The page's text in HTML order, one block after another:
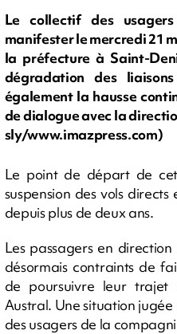
Le collectif des
manifester le mercredi 21
la préfecture à Saint-
dégradation des
également la hausse
de dialogue avec la
sly/www.imazpress.com)
Le point de départ de
suspension des vols
depuis plus de deux ans.
Les passagers en
désormais contraints de
de poursuivre leur trajet
Austral. Une situation
des usagers de la